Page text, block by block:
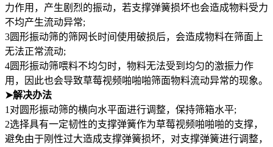
力作用，产生剧烈的振动，若支撑弹簧损坏也会造成物料受力
不均产生流动异常;
3圆形振动筛的筛网长时间使用破损后，会造成物料在筛面上
无法正常流动;
4圆形振动筛喂料不均匀时，物料无法受到均匀的激振力作
用，因此也会导致草莓视频啪啪啪筛面物料流动异常的现象。
➤解决办法
1对圆形振动筛的横向水平面进行调整，保持筛箱水平;
2选择具有一定韧性的支撑弹簧作为草莓视频啪啪啪的支撑，
避免由于刚性过大造成支撑弹簧损坏，对支撑弹簧进行调整，